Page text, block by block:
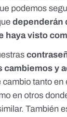
podemos
dependerán
haya visto
cambiemos y
tanto en
en otros
También